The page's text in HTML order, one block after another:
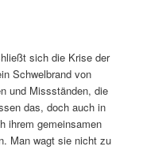
sich die Krise der
Schwelbrand von
und Missständen, die
das, doch auch in
ihrem gemeinsamen
Man wagt sie nicht zu